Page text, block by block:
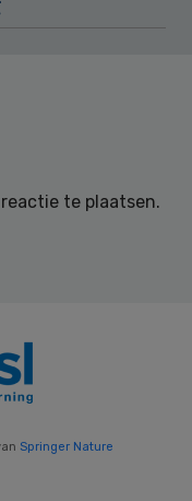
te plaatsen.
Springer Nature